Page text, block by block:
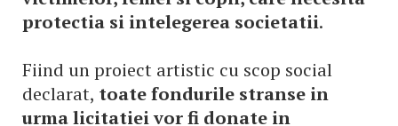
protectia si intelegerea societatii.
Fiind un proiect artistic cu scop social
declarat, toate fondurile stranse in
urma licitatiei vor fi donate in